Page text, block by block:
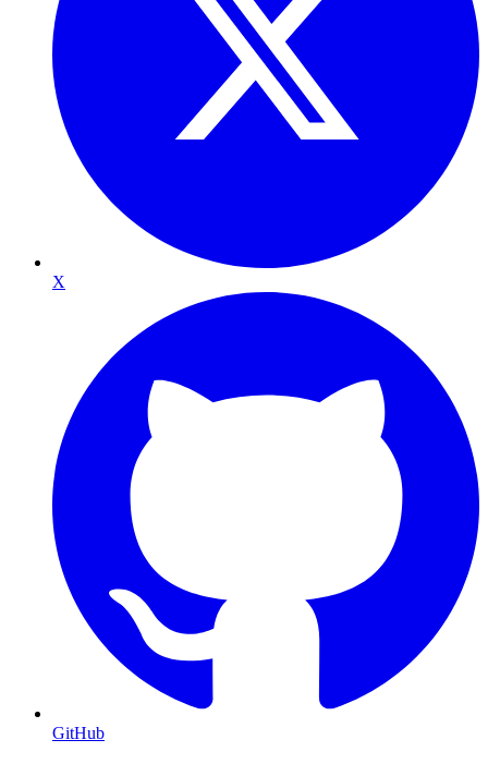
X
GitHub